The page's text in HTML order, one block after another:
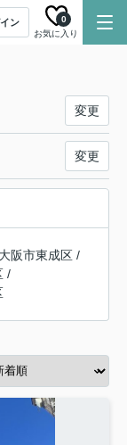
ン
お気に入り
0
変更
変更
大阪市東成区 /
/